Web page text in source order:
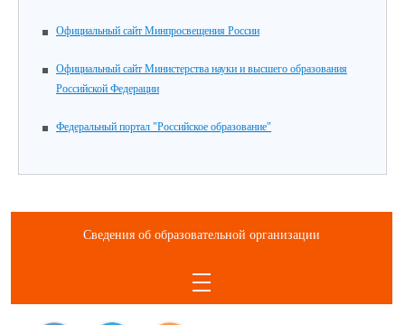
Официальный сайт Минпросвещения России
Официальный сайт Министерства науки и высшего образования
Российской Федерации
Федеральный портал "Российское образование"
Сведения об образовательной организации